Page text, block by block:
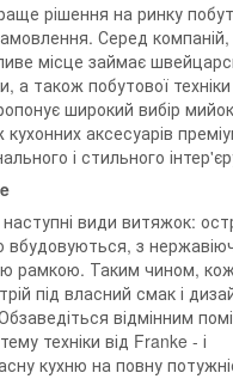
рішення на ринку
Серед компаній,
місце займає
а також побутової техніки
широкий вибір
аксесуарів
і стильного
види витяжок:
з
рамкою. Таким чином,
під власний смак і
відмінним
техніки від Franke - і
кухню на повну